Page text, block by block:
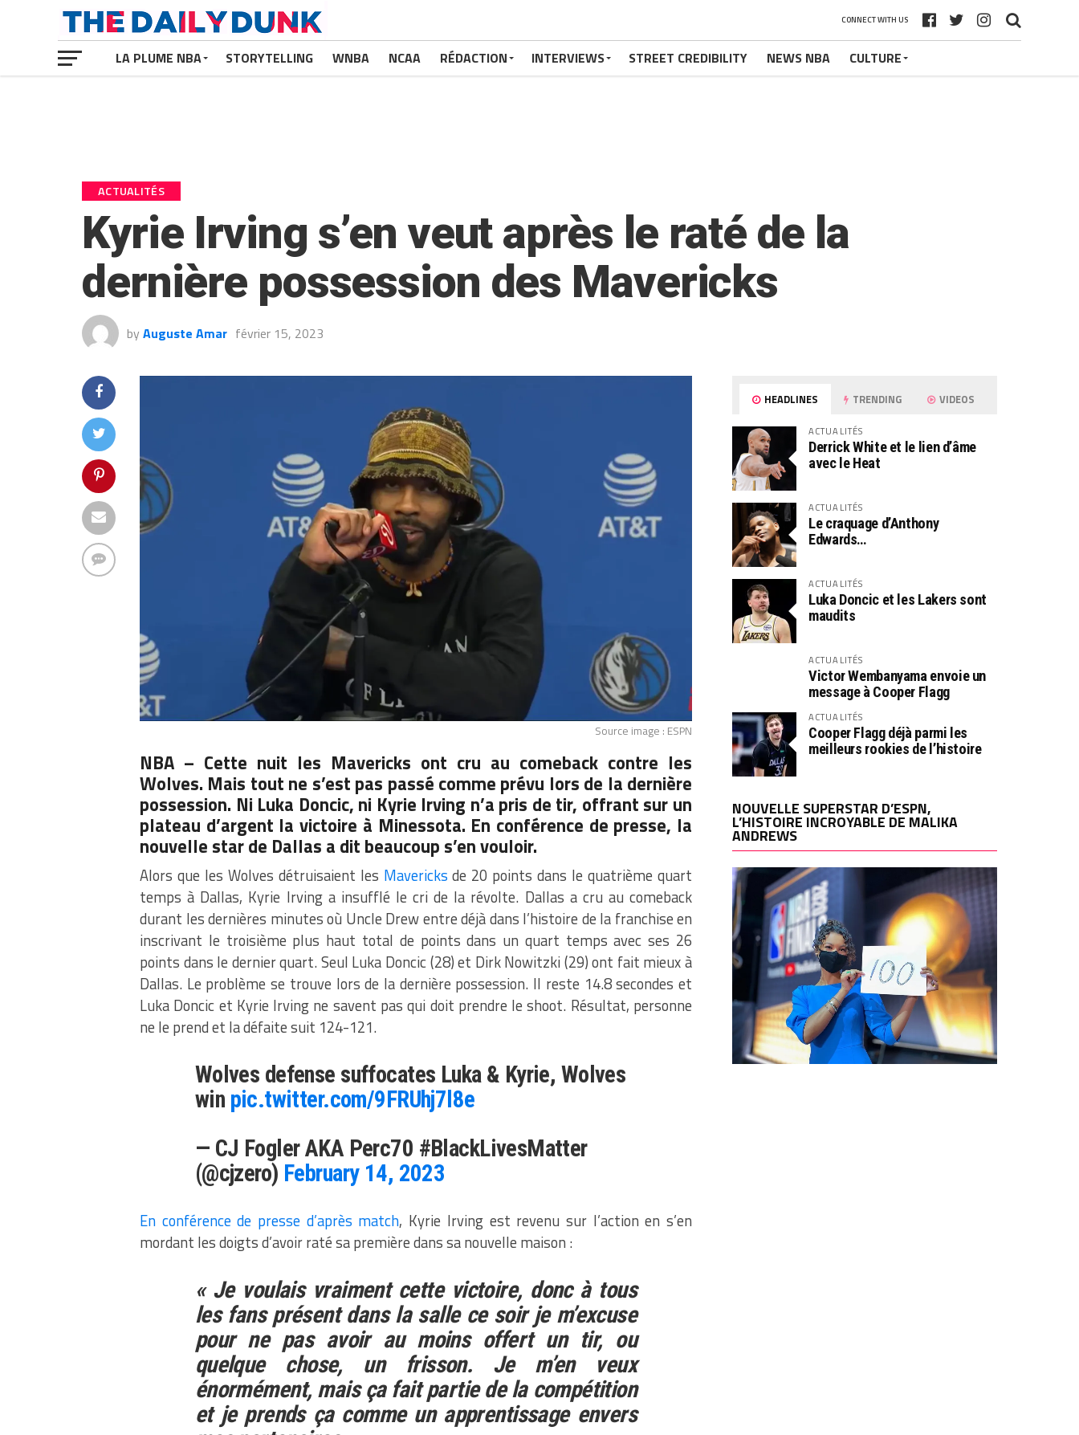
CONNECT WITH US
LA PLUME NBA STORYTELLING WNBA NCAA RÉDACTION INTERVIEWS STREET CREDIBILITY NEWS NBA CULTURE
ACTUALITÉS
Kyrie Irving s’en veut après le raté de la
dernière possession des Mavericks
by Auguste Amar février 15, 2023
Source image : ESPN
NBA – Cette nuit les Mavericks ont cru au comeback contre les
Wolves. Mais tout ne s’est pas passé comme prévu lors de la dernière
possession. Ni Luka Doncic, ni Kyrie Irving n’a pris de tir, offrant sur un
plateau d’argent la victoire à Minessota. En conférence de presse, la
nouvelle star de Dallas a dit beaucoup s’en vouloir.
Alors que les Wolves détruisaient les Mavericks de 20 points dans le quatrième quart
temps à Dallas, Kyrie Irving a insufflé le cri de la révolte. Dallas a cru au comeback
durant les dernières minutes où Uncle Drew entre déjà dans l’histoire de la franchise en
inscrivant le troisième plus haut total de points dans un quart temps avec ses 26
points dans le dernier quart. Seul Luka Doncic (28) et Dirk Nowitzki (29) ont fait mieux à
Dallas. Le problème se trouve lors de la dernière possession. Il reste 14.8 secondes et
Luka Doncic et Kyrie Irving ne savent pas qui doit prendre le shoot. Résultat, personne
ne le prend et la défaite suit 124-121.
Wolves defense suffocates Luka & Kyrie, Wolves
win pic.twitter.com/9FRUhj7l8e
— CJ Fogler AKA Perc70 #BlackLivesMatter
(@cjzero) February 14, 2023
En conférence de presse d’après match, Kyrie Irving est revenu sur l’action en s’en
mordant les doigts d’avoir raté sa première dans sa nouvelle maison :
« Je voulais vraiment cette victoire, donc à tous
les fans présent dans la salle ce soir je m’excuse
pour ne pas avoir au moins offert un tir, ou
quelque chose, un frisson. Je m’en veux
énormément, mais ça fait partie de la compétition
et je prends ça comme un apprentissage envers
HEADLINES TRENDING VIDEOS
ACTUALITÉS
Derrick White et le lien d’âme
avec le Heat
ACTUALITÉS
Le craquage d’Anthony
Edwards…
ACTUALITÉS
Luka Doncic et les Lakers sont
maudits
ACTUALITÉS
Victor Wembanyama envoie un
message à Cooper Flagg
ACTUALITÉS
Cooper Flagg déjà parmi les
meilleurs rookies de l’histoire
NOUVELLE SUPERSTAR D’ESPN,
L’HISTOIRE INCROYABLE DE MALIKA
ANDREWS